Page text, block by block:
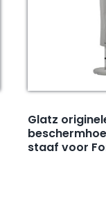
Glatz
staaf voor